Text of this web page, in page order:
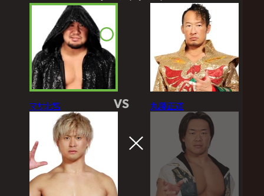
マサ北宮 VS 丸藤正道